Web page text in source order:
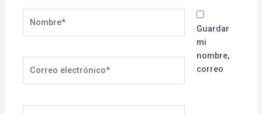
electrónico*
Guardar
mi
nombre,
correo